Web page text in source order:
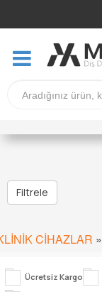
Filtrele
CİHAZLAR »
Ücretsiz Kargo